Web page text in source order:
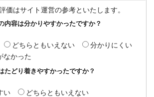
価はサイト運営の参考といたします。
内容は分かりやすかったですか？
どちらともいえない
分かりにくい
なかった
たどり着きやすかったですか？
い
どちらともいえない